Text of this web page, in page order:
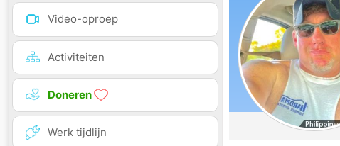
Video-oproep
Activiteiten
Doneren
Werk tijdlijn